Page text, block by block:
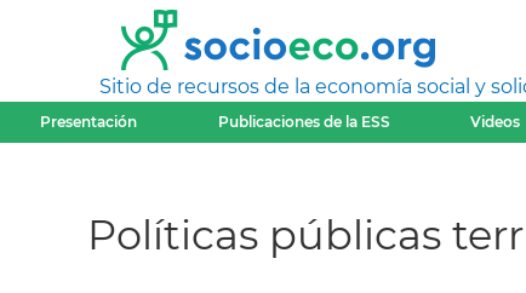
Sitio de recursos de la economía social y
Presentación Publicaciones de la ESS Videos
Políticas públicas